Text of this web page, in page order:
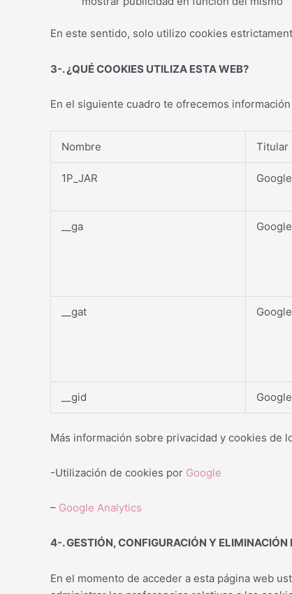
En este sentido, solo utilizo cookies
3-. ¿QUÉ COOKIES UTILIZA ESTA WEB?
En el siguiente cuadro te ofrecemos
Nombre Titular
1P_JAR Google
__ga Google
__gat Google
__gid Google
Más información sobre privacidad y cookies de
-Utilización de cookies por Google
– Google Analytics
4-. GESTIÓN, CONFIGURACIÓN Y ELIMINACIÓN
En el momento de acceder a esta página web